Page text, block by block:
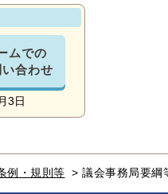
ムでの
合わせ
3日
例・規則等 > 議会事務局要綱